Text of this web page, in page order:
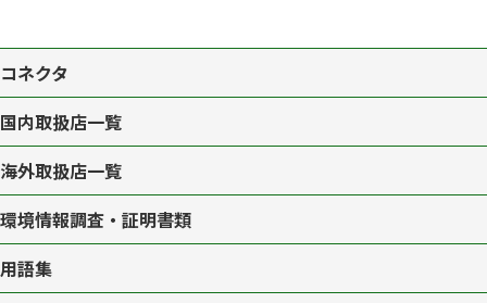
コネクタ
国内取扱店一覧
海外取扱店一覧
環境情報調査・証明書類
用語集